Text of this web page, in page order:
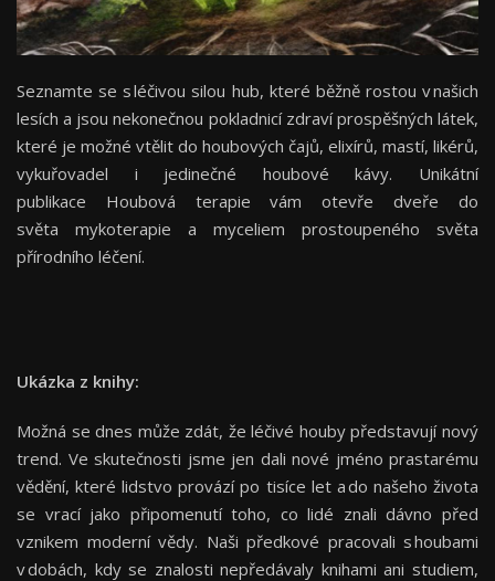
Seznamte se s léčivou silou hub, které běžně rostou v našich
lesích a jsou nekonečnou pokladnicí zdraví prospěšných látek,
které je možné vtělit do houbových čajů, elixírů, mastí, likérů,
vykuřovadel i jedinečné houbové kávy. Unikátní
publikace Houbová terapie vám otevře dveře do
světa mykoterapie a myceliem prostoupeného světa
přírodního léčení.
Ukázka z knihy:
Možná se dnes může zdát, že léčivé houby představují nový
trend. Ve skutečnosti jsme jen dali nové jméno prastarému
vědění, které lidstvo provází po tisíce let a do našeho života
se vrací jako připomenutí toho, co lidé znali dávno před
vznikem moderní vědy. Naši předkové pracovali s houbami
v dobách, kdy se znalosti nepředávaly knihami ani studiem,